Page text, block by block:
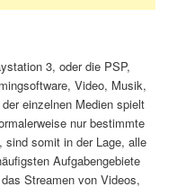
3, oder die PSP,
Video, Musik,
einzelnen Medien spielt
nur bestimmte
sind somit in der Lage, alle
Aufgabengebiete
Streamen von Videos,